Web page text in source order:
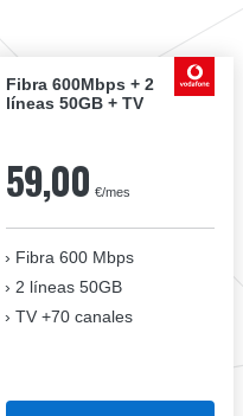
Fibra 600Mbps + 2
líneas 50GB + TV
59,00 €/mes
Fibra 600 Mbps
2 líneas 50GB
TV +70 canales